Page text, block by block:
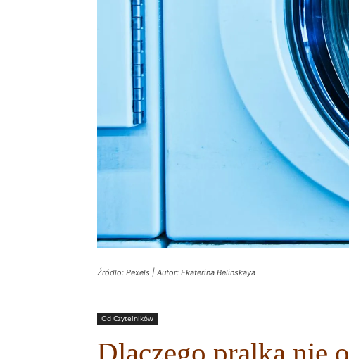
Źródło: Pexels | Autor: Ekaterina Belinskaya
Od Czytelników
Dlaczego pralka nie